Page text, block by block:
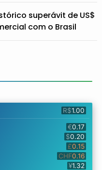
superávit de US$
com o Brasil